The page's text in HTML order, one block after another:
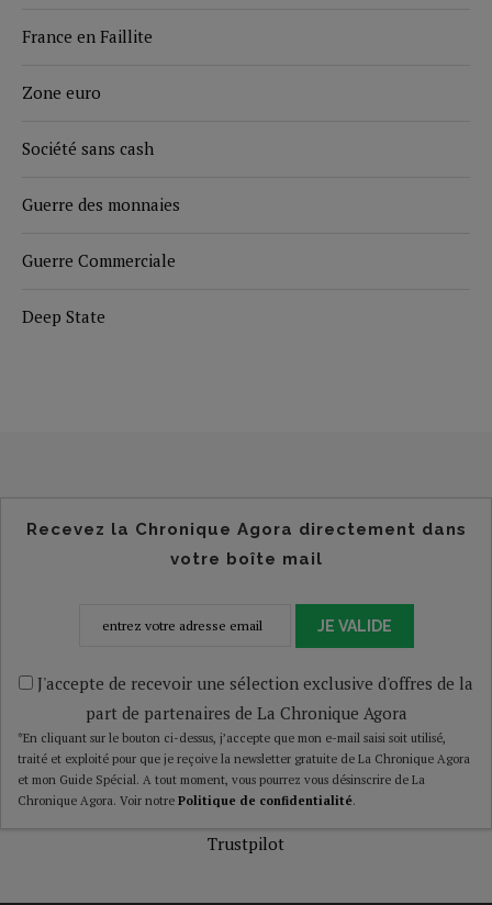
France en Faillite
Zone euro
Société sans cash
Guerre des monnaies
Guerre Commerciale
Deep State
Recevez la Chronique Agora directement dans
votre boîte mail
JE VALIDE
J'accepte de recevoir une sélection exclusive d'offres de la
part de partenaires de La Chronique Agora
*En cliquant sur le bouton ci-dessus, j’accepte que mon e-mail saisi soit utilisé,
traité et exploité pour que je reçoive la newsletter gratuite de La Chronique Agora
et mon Guide Spécial. A tout moment, vous pourrez vous désinscrire de La
Chronique Agora. Voir notre Politique de confidentialité.
Trustpilot